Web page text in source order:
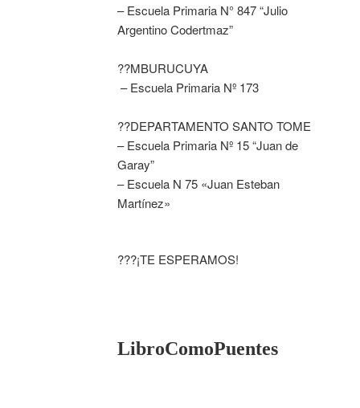
– Escuela Primaria N° 847 “Julio
Argentino Codertmaz”
??MBURUCUYA
– Escuela Primaria Nº 173
??DEPARTAMENTO SANTO TOME
– Escuela Primaria Nº 15 “Juan de
Garay”
– Escuela N 75 «Juan Esteban
Martínez»
???¡TE ESPERAMOS!
LibroComoPuentes